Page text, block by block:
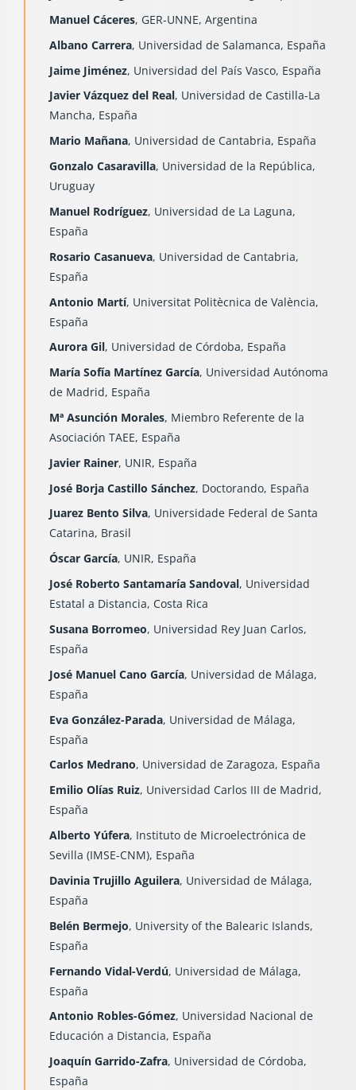
Manuel Cáceres, GER-UNNE, Argentina
Albano Carrera, Universidad de Salamanca, España
Jaime Jiménez, Universidad del País Vasco, España
Javier Vázquez del Real, Universidad de Castilla-La
Mancha, España
Mario Mañana, Universidad de Cantabria, España
Gonzalo Casaravilla, Universidad de la República,
Uruguay
Manuel Rodríguez, Universidad de La Laguna,
España
Rosario Casanueva, Universidad de Cantabria,
España
Antonio Martí, Universitat Politècnica de València,
España
Aurora Gil, Universidad de Córdoba, España
María Sofía Martínez García, Universidad Autónoma
de Madrid, España
Mª Asunción Morales, Miembro Referente de la
Asociación TAEE, España
Javier Rainer, UNIR, España
José Borja Castillo Sánchez, Doctorando, España
Juarez Bento Silva, Universidade Federal de Santa
Catarina, Brasil
Óscar García, UNIR, España
José Roberto Santamaría Sandoval, Universidad
Estatal a Distancia, Costa Rica
Susana Borromeo, Universidad Rey Juan Carlos,
España
José Manuel Cano García, Universidad de Málaga,
España
Eva González-Parada, Universidad de Málaga,
España
Carlos Medrano, Universidad de Zaragoza, España
Emilio Olías Ruiz, Universidad Carlos III de Madrid,
España
Alberto Yúfera, Instituto de Microelectrónica de
Sevilla (IMSE-CNM), España
Davinia Trujillo Aguilera, Universidad de Málaga,
España
Belén Bermejo, University of the Balearic Islands,
España
Fernando Vidal-Verdú, Universidad de Málaga,
España
Antonio Robles-Gómez, Universidad Nacional de
Educación a Distancia, España
Joaquín Garrido-Zafra, Universidad de Córdoba,
España